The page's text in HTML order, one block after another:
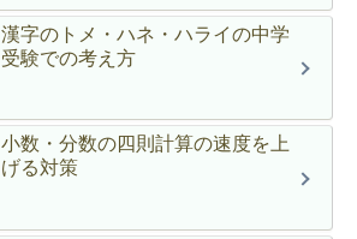
漢字のトメ・ハネ・ハライの中学
受験での考え方
小数・分数の四則計算の速度を上
げる対策